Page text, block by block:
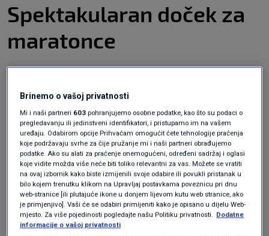
Spektakularan doček za
maratonce
Pet studenata Sveučilišta u Kragujevcu danas
trči štafetni maraton do Beograda, kako bi
svojim kolegama iz Novog Sada, Niša i
Beograda uručili pozivnice za prosvjed koji će
se u Kragujevcu održati 15. veljače.
Maratonci su stigli ispred Hrama Svetog Save.
Na platou ispred Hrama dočekao ih je veliki
Brinemo o vašoj privatnosti
Mi i naši partneri 603 pohranjujemo osobne podatke, kao što su podaci o
pregledavanju ili jedinstveni identifikatori, i pristupamo im na vašem
uređaju. Odabirom opcije Prihvaćam omogućit ćete tehnologije praćenja
koje podržavaju svrhe za čije pružanje mi i naši partneri obrađujemo
podatke. Ako su alati za praćenje onemogućeni, određeni sadržaj i oglasi
koje vidite možda više neće biti toliko relevantni za vas. Možete se vratiti
na ovaj izbornik kako biste izmijenili svoje odabire ili povukli pristanak u
bilo kojem trenutku klikom na Upravljaj postavkama poveznicu pri dnu
web-stranice [ili plutajuće ikone u donjem lijevom kutu web stranice, ako
je primjenjivo]. Vaši će se odabiri primijeniti kako je opisano u dijelu Web-
mjesto. Za više pojedinosti pogledajte našu Politiku privatnosti. Dodatne
informacije o vašoj privatnosti